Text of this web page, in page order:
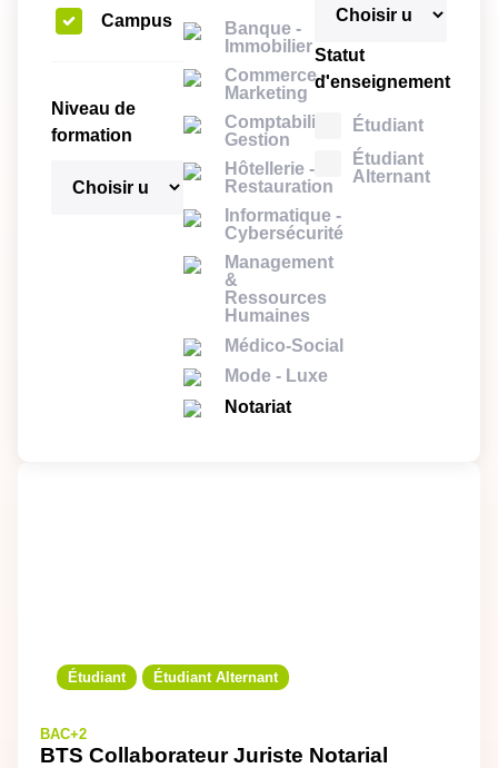
Étudiant Étudiant Alternant
BAC+2
BTS Collaborateur Juriste Notarial
Campus
Niveau de
formation
Banque -
Immobilier
Commerce -
Marketing
Comptabilité -
Gestion
Hôtellerie -
Restauration
Informatique -
Cybersécurité
Management
&
Ressources
Humaines
Médico-Social
Mode - Luxe
Notariat
Statut
d'enseignement
Étudiant
Étudiant
Alternant